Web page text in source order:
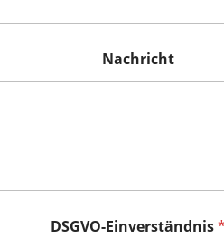
Nachricht
DSGVO-Einverständnis*